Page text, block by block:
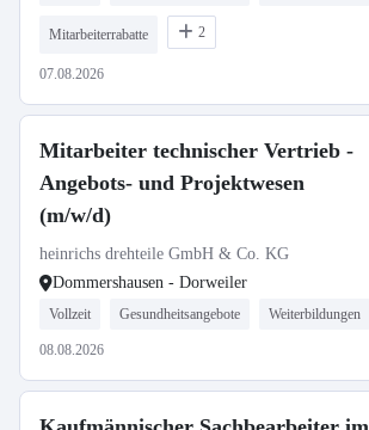
Mitarbeiterrabatte 2
07.08.2026
Mitarbeiter technischer Vertrieb -
Angebots- und Projektwesen
(m/w/d)
heinrichs drehteile GmbH & Co. KG
Dommershausen - Dorweiler
Vollzeit Gesundheitsangebote Weiterbildungen
08.08.2026